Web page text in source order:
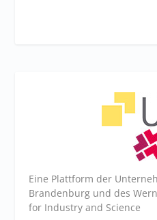
Eine Plattform der
Brandenburg und des
for Industry and Science